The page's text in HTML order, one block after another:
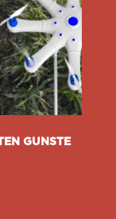
GUNSTE